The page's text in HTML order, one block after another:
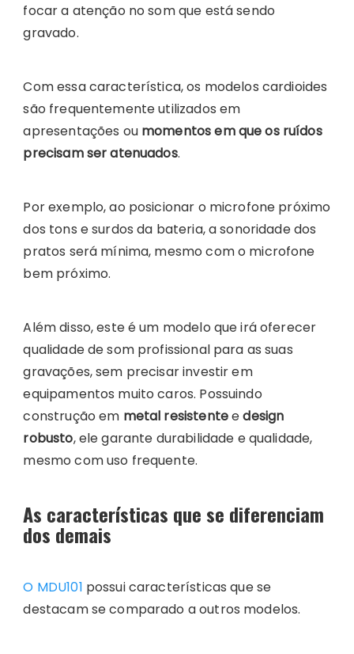
focar a atenção no som que está sendo
gravado.
Com essa característica, os modelos cardioides
são frequentemente utilizados em
apresentações ou momentos em que os ruídos
precisam ser atenuados.
Por exemplo, ao posicionar o microfone próximo
dos tons e surdos da bateria, a sonoridade dos
pratos será mínima, mesmo com o microfone
bem próximo.
Além disso, este é um modelo que irá oferecer
qualidade de som profissional para as suas
gravações, sem precisar investir em
equipamentos muito caros. Possuindo
construção em metal resistenteedesign
robusto, ele garante durabilidade e qualidade,
mesmo com uso frequente.
As características que se diferenciam
dos demais
O MDU101 possui características que se
destacam se comparado a outros modelos.